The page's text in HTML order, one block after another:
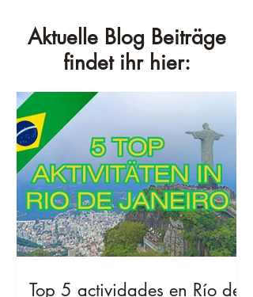
Aktuelle Blog Beiträge
findet ihr hier:
Top 5 actividades en Río de